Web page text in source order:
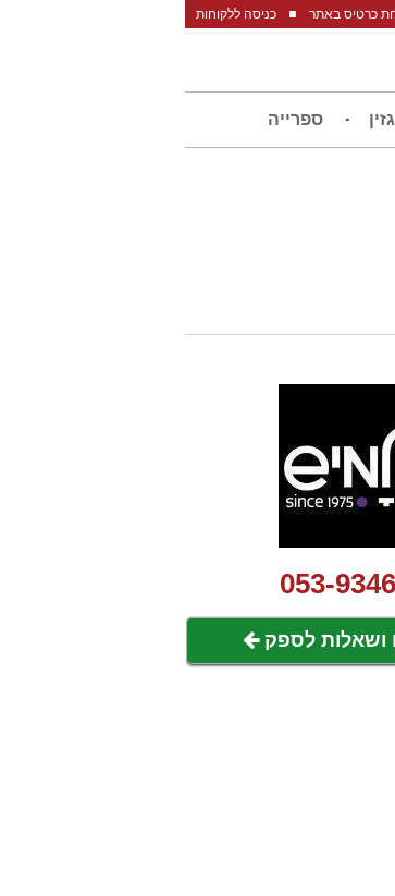
כרטיס באתר כניסה ללקוחות
ספרייה
053-
ושאלות לספק